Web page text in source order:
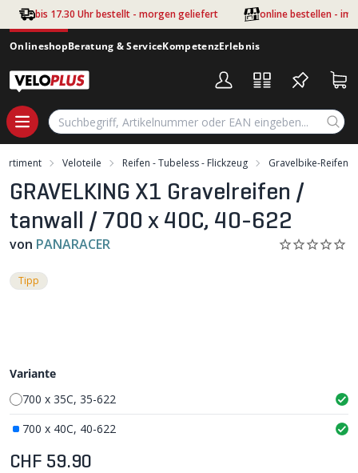
Zum Hauptinhalt springen
bis 17.30 Uhr bestellt - morgen geliefert online bestellen - im
OnlineshopBeratung & ServiceKompetenzErlebnis
Veloteile Reifen - Tubeless - Flickzeug Gravelbike-Reifen
GRAVELKING X1 Gravelreifen /
tanwall / 700 x 40C, 40-622
von PANARACER
Tipp
Variante
700 x 35C, 35-622
700 x 40C, 40-622
CHF 59.90